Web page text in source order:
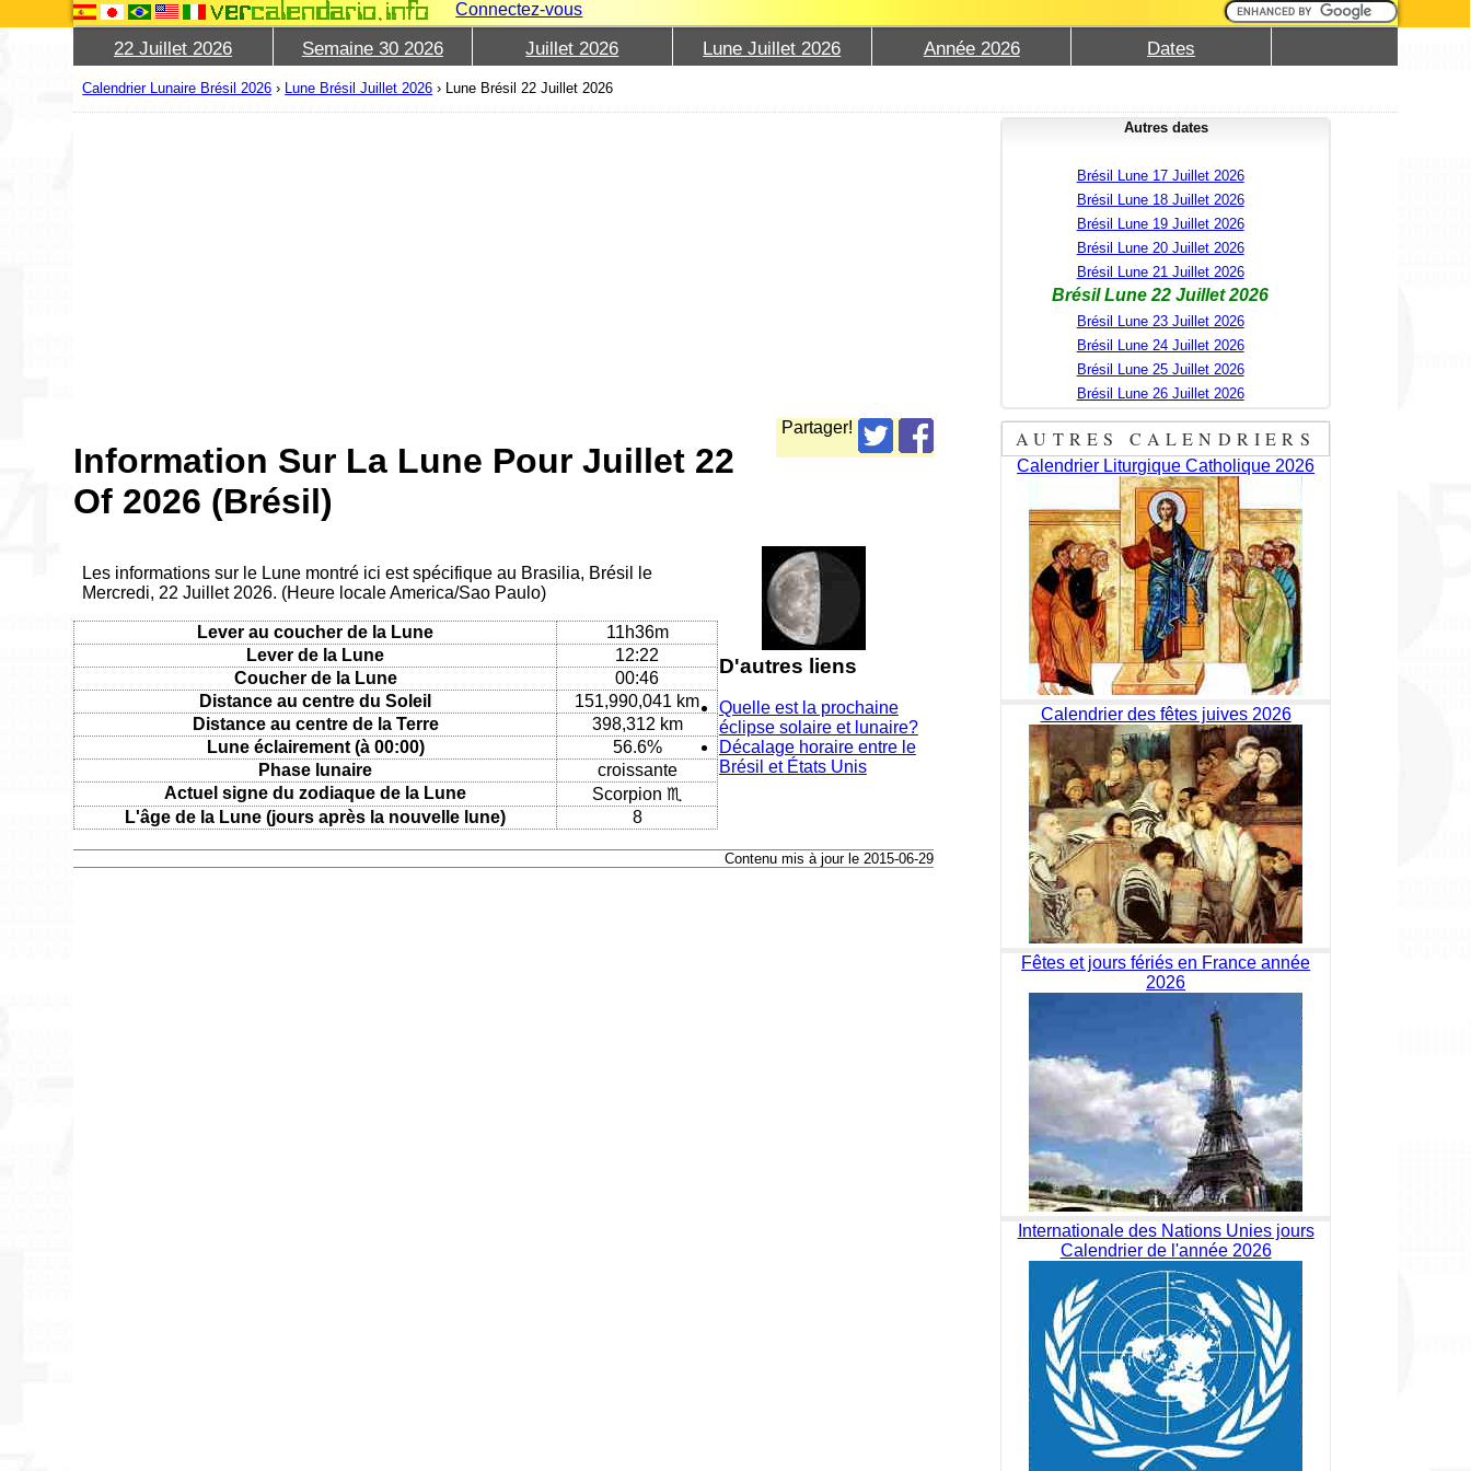
Connectez-vous
22 Juillet 2026 Semaine 30 2026 Juillet 2026 Lune Juillet 2026 Année 2026 Dates
Calendrier Lunaire Brésil 2026 › Lune Brésil Juillet 2026 › Lune Brésil 22 Juillet 2026
Partager!
Information Sur La Lune Pour Juillet 22
Of 2026 (Brésil)
Les informations sur le Lune montré ici est spécifique au Brasilia, Brésil le
Mercredi, 22 Juillet 2026. (Heure locale America/Sao Paulo)
Lever au coucher de la Lune
11h36m
Lever de la Lune
12:22
Coucher de la Lune
00:46
Distance au centre du Soleil
151,990,041 km
Distance au centre de la Terre
398,312 km
Lune éclairement (à 00:00)
56.6%
Phase lunaire
croissante
Actuel signe du zodiaque de la Lune
Scorpion ♏
L'âge de la Lune (jours après la nouvelle lune)
8
D'autres liens
Quelle est la prochaine
éclipse solaire et lunaire?
Décalage horaire entre le
Brésil et États Unis
Contenu mis à jour le 2015-06-29
Autres dates
Brésil Lune 17 Juillet 2026
Brésil Lune 18 Juillet 2026
Brésil Lune 19 Juillet 2026
Brésil Lune 20 Juillet 2026
Brésil Lune 21 Juillet 2026
Brésil Lune 22 Juillet 2026
Brésil Lune 23 Juillet 2026
Brésil Lune 24 Juillet 2026
Brésil Lune 25 Juillet 2026
Brésil Lune 26 Juillet 2026
AUTRES CALENDRIERS
Calendrier Liturgique Catholique 2026
Calendrier des fêtes juives 2026
Fêtes et jours fériés en France année
2026
Internationale des Nations Unies jours
Calendrier de l'année 2026